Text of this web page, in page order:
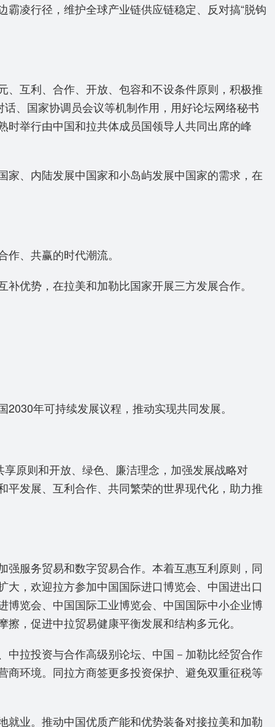
凌行径，维护全球产业链供应链稳定、反对搞“脱钩
互利、合作、开放、包容和不设条件原则，积极推
、国家协调员会议等机制作用，用好论坛网络秘书
举行由中国和拉共体成员国领导人共同出席的峰
、内陆发展中国家和小岛屿发展中国家的需求，在
、共赢的时代潮流。
优势，在拉美和加勒比国家开展三方发展合作。
年可持续发展议程，推动实现共同发展。
原则和开放、绿色、廉洁理念，加强发展战略对
发展、互利合作、共同繁荣的世界现代化，助力推
服务贸易和数字贸易合作。本着互惠互利原则，同
，欢迎拉方参加中国国际进口博览会、中国进出口
览会、中国国际工业博览会、中国国际中小企业博
，促进中拉贸易健康平衡发展和结构多元化。
拉投资与合作高级别论坛、中国－加勒比经贸合作
环境。同拉方商签更多投资保护、避免双重征税等
业。推动中国优质产能和优势装备对接拉美和加勒